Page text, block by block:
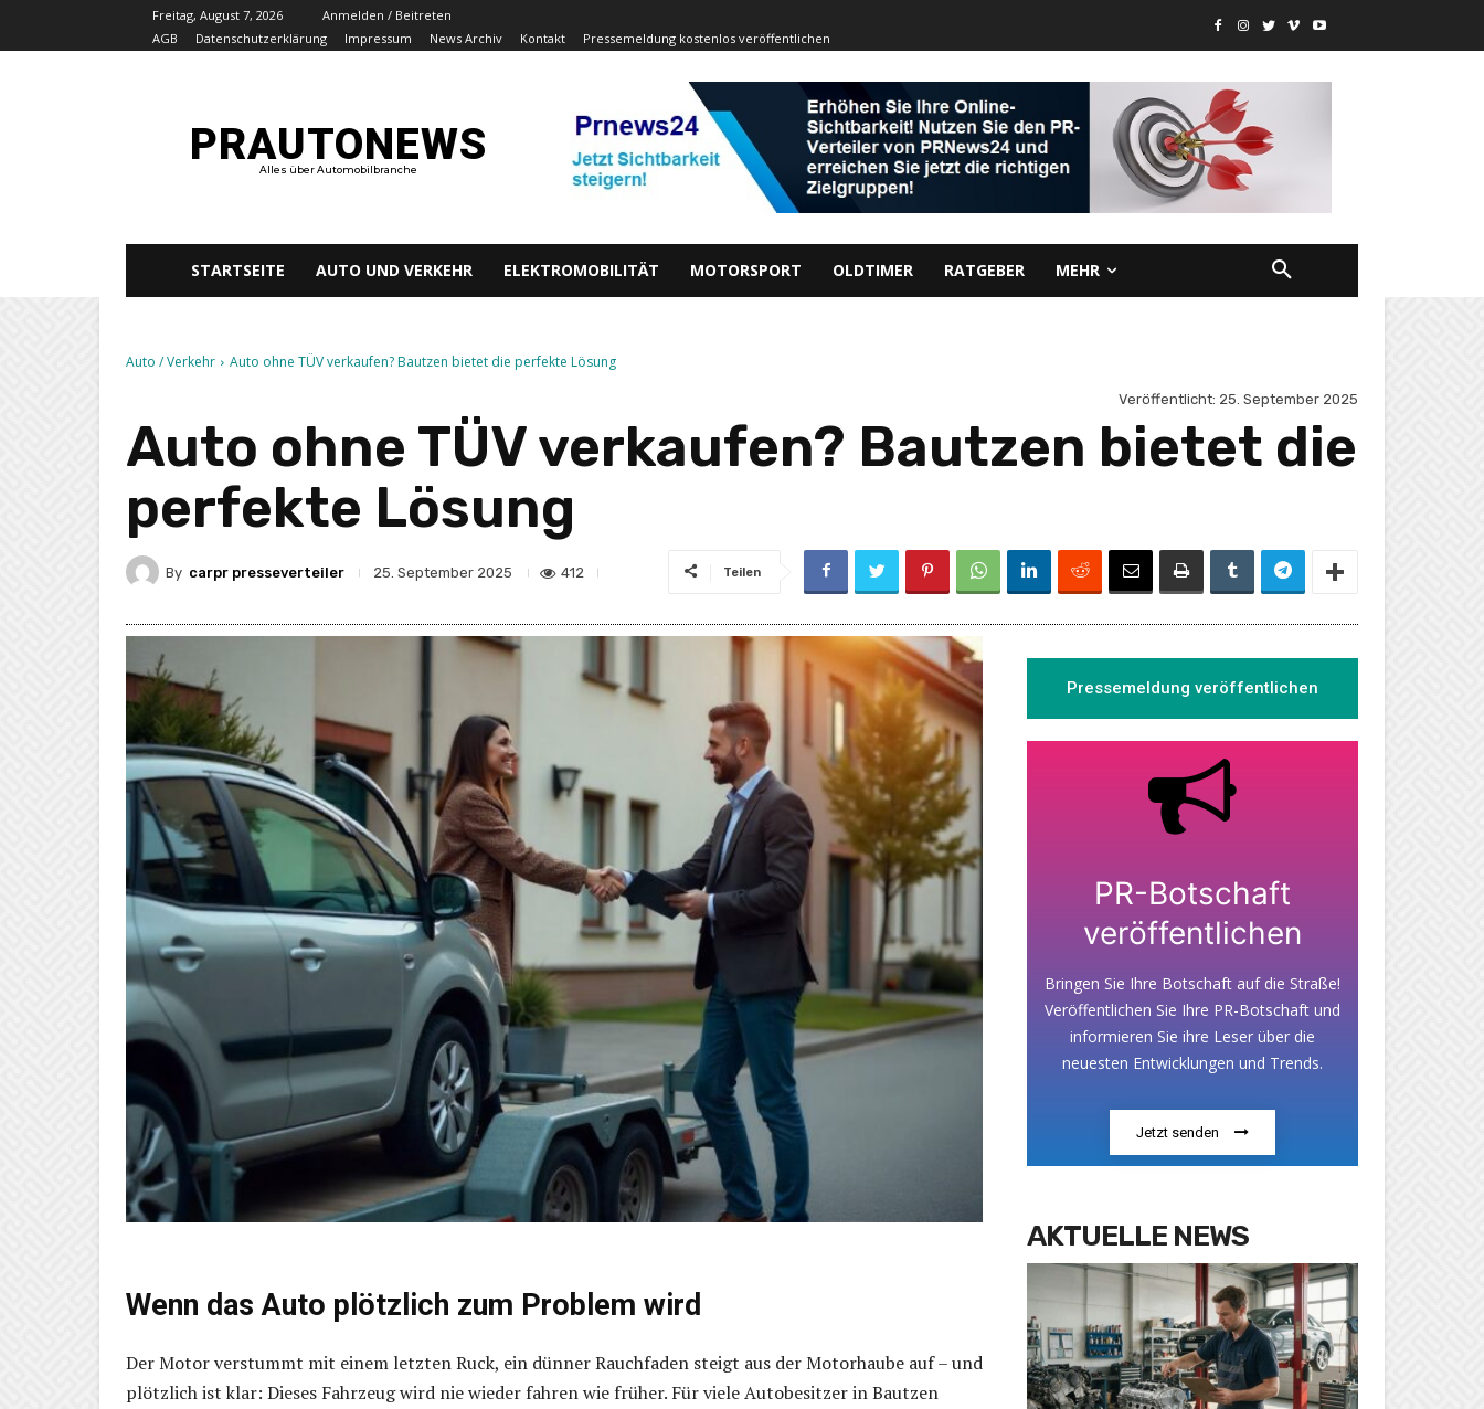
Freitag, August 7, 2026
Anmelden / Beitreten
AGB
Datenschutzerklärung Impressum News Archiv Kontakt Pressemeldung kostenlos veröffentlichen
PRAUTONEWS
Alles über Automobilbranche
STARTSEITE AUTO UND VERKEHR ELEKTROMOBILITÄT MOTORSPORT OLDTIMER RATGEBER MEHR
Auto / Verkehr Auto ohne TÜV verkaufen? Bautzen bietet die perfekte Lösung
Veröffentlicht: 25. September 2025
Auto ohne TÜV verkaufen? Bautzen bietet die
perfekte Lösung
By carpr presseverteiler 25. September 2025 412 Teilen
Wenn das Auto plötzlich zum Problem wird
Der Motor verstummt mit einem letzten Ruck, ein dünner Rauchfaden steigt aus der Motorhaube auf – und
plötzlich ist klar: Dieses Fahrzeug wird nie wieder fahren wie früher. Für viele Autobesitzer in Bautzen
Pressemeldung veröffentlichen
PR-Botschaft
veröffentlichen
Bringen Sie Ihre Botschaft auf die Straße!
Veröffentlichen Sie Ihre PR-Botschaft und
informieren Sie ihre Leser über die
neuesten Entwicklungen und Trends.
Jetzt senden
AKTUELLE NEWS